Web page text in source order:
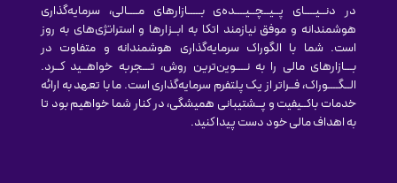
در دنــیــــای پــیــچــیــــده‌ی بـــــازارهای مــــالی، سرمایه‌گذاری
هوشمندانه و موفق نیازمند اتکا به ابــزارها و استراتژی‌های به روز
است. شما با الگوراک سرمایه‌گذاری هوشمندانه و متفاوت در
بـــازارهای مالی را به نــــوین‌ترین روش‌، تـــجربه خواهــید کــرد.
الــگــــوراک، فــراتر از یک پلتفرم سرمایه‌گذاری است. ما با تعهد به ارائه
خدمات باکــیفیت و پــشتیبانی همیشگی، در کنار شما خواهیم بود تا
به اهداف مالی خود دست پیدا کنید.